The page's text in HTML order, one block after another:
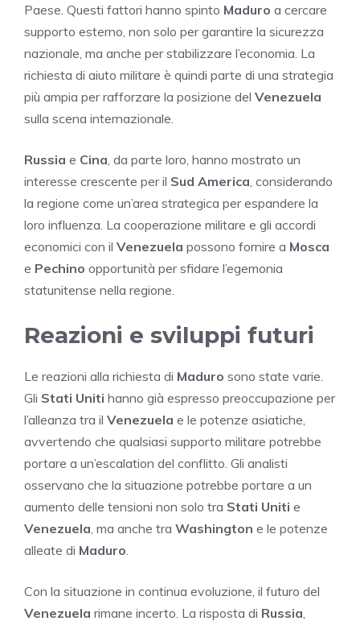
Paese. Questi fattori hanno spinto Maduro a cercare
supporto esterno, non solo per garantire la sicurezza
nazionale, ma anche per stabilizzare l’economia. La
richiesta di aiuto militare è quindi parte di una strategia
più ampia per rafforzare la posizione del Venezuela
sulla scena internazionale.
Russia e Cina , da parte loro, hanno mostrato un
interesse crescente per il Sud America , considerando
la regione come un’area strategica per espandere la
loro influenza. La cooperazione militare e gli accordi
economici con il Venezuela possono fornire a Mosca
e Pechino opportunità per sfidare l’egemonia
statunitense nella regione.
Reazioni e sviluppi futuri
Le reazioni alla richiesta di Maduro sono state varie.
Gli Stati Uniti hanno già espresso preoccupazione per
l’alleanza tra il Venezuela e le potenze asiatiche,
avvertendo che qualsiasi supporto militare potrebbe
portare a un’escalation del conflitto. Gli analisti
osservano che la situazione potrebbe portare a un
aumento delle tensioni non solo tra Stati Uniti e
Venezuela , ma anche tra Washington e le potenze
alleate di Maduro
Con la situazione in continua evoluzione, il futuro del
Venezuela rimane incerto. La risposta di Russia